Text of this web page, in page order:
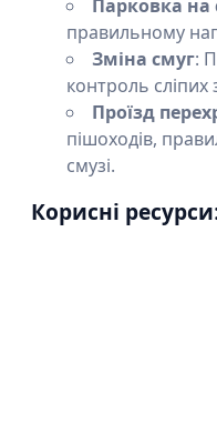
Парковка на
правильному
Зміна смуг:
контроль сліпих
Проїзд
пішоходів,
смузі.
Корисні ресурси: